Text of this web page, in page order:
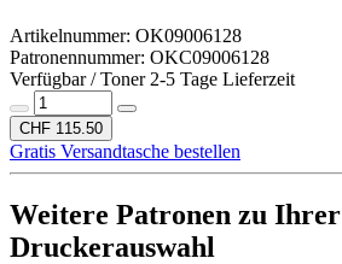
Artikelnummer: OK09006128
Patronennummer: OKC09006128
Verfügbar / Toner 2-5 Tage Lieferzeit
CHF 115.50
Gratis Versandtasche bestellen
Weitere Patronen zu Ihrer
Druckerauswahl